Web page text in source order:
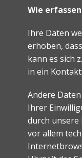
Wie
Ihre Daten
erhoben,
kann es sich
in ein
Andere
Ihrer
durch unsere
vor allem